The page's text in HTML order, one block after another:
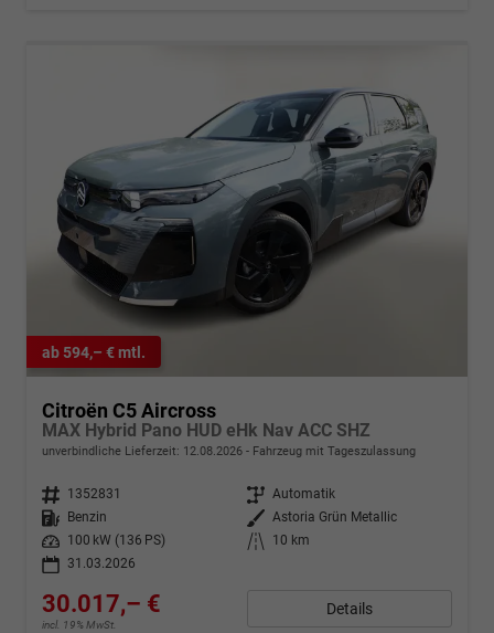
ab 594,– € mtl.
Citroën C5 Aircross
MAX Hybrid Pano HUD eHk Nav ACC SHZ
unverbindliche Lieferzeit: 12.08.2026 Fahrzeug mit Tageszulassung
Fahrzeugnr. 1352831 Getriebe Automatik
Kraftstoff
Benzin Außenfarbe Astoria Grün Metallic
Leistung
100 kW (136 PS) Kilometerstand
10 km
31.03.2026
30.017,– €
incl. 19% MwSt.
Details